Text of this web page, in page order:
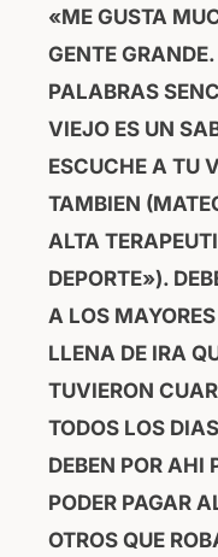
«ME GUSTA
GENTE
PALABRAS
VIEJO ES UN
ESCUCHE A TU
TAMBIEN
ALTA
DEPORTE»).
A LOS
LLENA DE IRA
TUVIERON
TODOS LOS
DEBEN POR AHI
PODER PAGAR
OTROS QUE